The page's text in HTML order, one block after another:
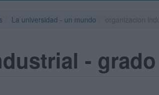
La universidad - un mundo
- grado